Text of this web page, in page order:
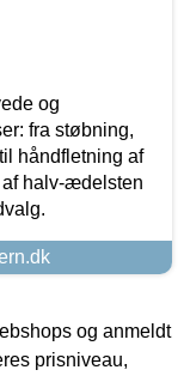
og
fra støbning,
håndfletning af
halv-ædelsten
og anmeldt
prisniveau,